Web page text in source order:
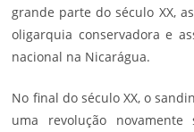
grande parte do século XX,
oligarquia conservadora e
nacional na Nicarágua.
No final do século XX, o
uma revolução